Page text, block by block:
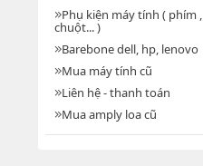
Phụ kiện máy tính ( phím ,
chuột... )
Barebone dell, hp, lenovo
Mua máy tính cũ
Liên hệ - thanh toán
Mua amply loa cũ